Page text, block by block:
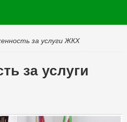
за услуги ЖКХ
за услуги